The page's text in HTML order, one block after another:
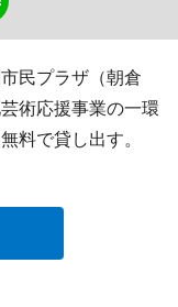
民プラザ（朝倉
術応援事業の一環
料で貸し出す。